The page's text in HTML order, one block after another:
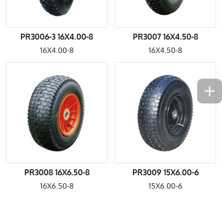
PR3006-3 16X4.00-8
16X4.00-8
PR3007 16X4.50-8
16X4.50-8
PR3008 16X6.50-8
16X6.50-8
PR3009 15X6.00-6
15X6.00-6